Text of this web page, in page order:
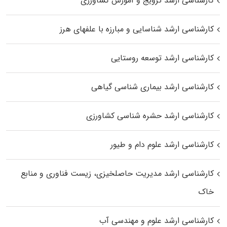
کارشناسی ارشد شناسایی و مبارزه با علفهای هرز
کارشناسی ارشد توسعه روستایی
کارشناسی ارشد بیماری‌ شناسی گیاهی
کارشناسی ارشد حشره‌ شناسی کشاورزی
کارشناسی ارشد علوم دام و طیور
کارشناسی ارشد مدیریت حاصلخیزی، زیست فناوری و منابع
خاک
کارشناسی ارشد علوم و مهندسی آب